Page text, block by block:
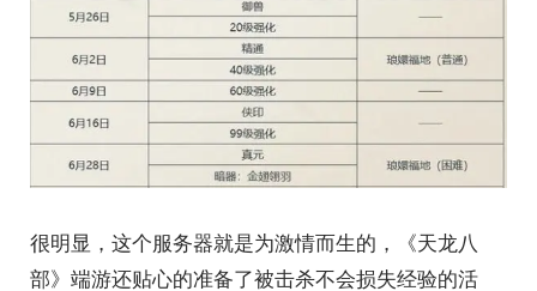
很明显，这个服务器就是为激情而生的，《天龙八
部》端游还贴心的准备了被击杀不会损失经验的活